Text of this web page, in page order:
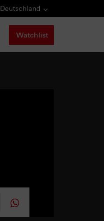
Deutschland
Watchlist